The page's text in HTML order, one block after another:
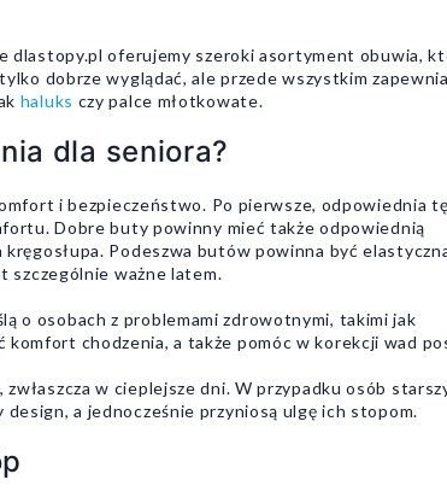
dlastopy.pl oferujemy szeroki asortyment obuwia,
dobrze wyglądać, ale przede wszystkim
haluks czy palce młotkowate.
dla seniora?
i bezpieczeństwo. Po pierwsze, odpowiednia
Dobre buty powinny mieć także odpowiednią
Podeszwa butów powinna być
szczególnie ważne latem.
o osobach z problemami zdrowotnymi, takimi jak
komfort chodzenia, a także pomóc w korekcji wad
w cieplejsze dni. W przypadku osób
a jednocześnie przyniosą ulgę ich stopom.